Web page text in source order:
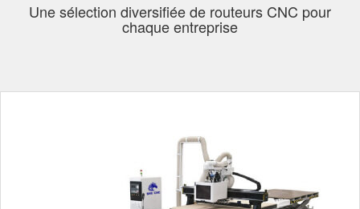
Une sélection diversifiée de routeurs CNC pour
chaque entreprise